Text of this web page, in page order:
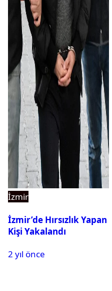
İzmir
İzmir’de Hırsızlık Yapan
Kişi Yakalandı
2 yıl önce